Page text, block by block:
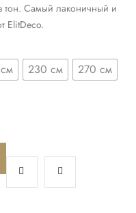
тон. Самый лаконичный и
ElitDeco.
230 см 270 см